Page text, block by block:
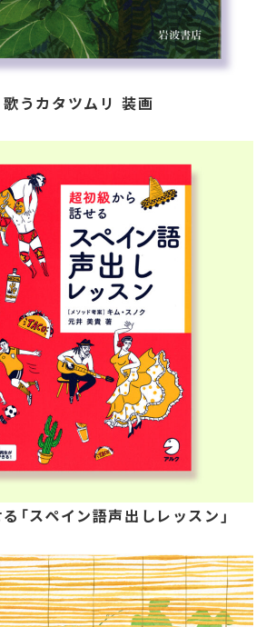
うカタツムリ 装画
「スペイン語声出しレッスン」